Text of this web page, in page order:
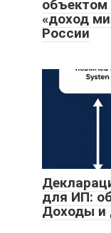
объектом
«доход
России
для ИП:
Доходы и